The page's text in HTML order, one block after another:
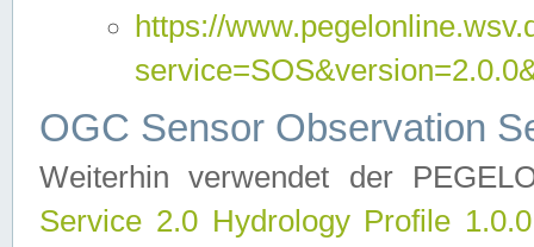
https://
OGC Sensor Observation
Weiterhin verwendet der
Service 2.0 Hydrology Profile